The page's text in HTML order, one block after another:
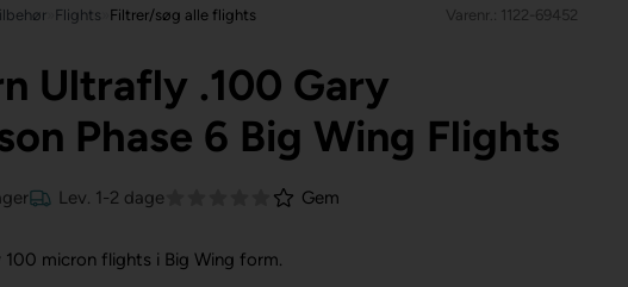
Flights Filtrer/søg alle flights Varenr.: 1122-69452
Ultrafly .100 Gary
Phase 6 Big Wing Flights
Lev. 1-2 dage Gem
micron flights i Big Wing form.